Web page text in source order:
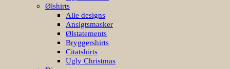
Ølshirts
Alle designs
Ansigtsmasker
Ølstatements
Bryggershirts
Citatshirts
Ugly Christmas